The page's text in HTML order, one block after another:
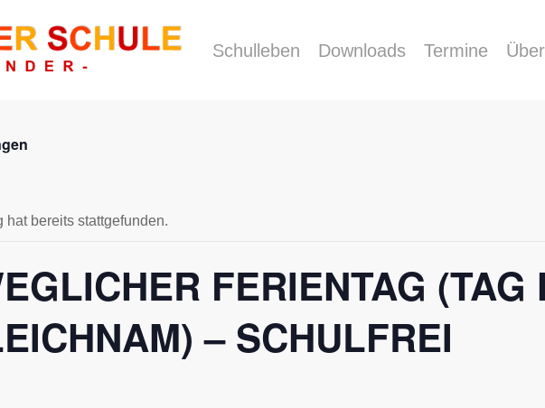
Schulleben Downloads Termine
hat bereits stattgefunden.
FERIENTAG (TAG
– SCHULFREI